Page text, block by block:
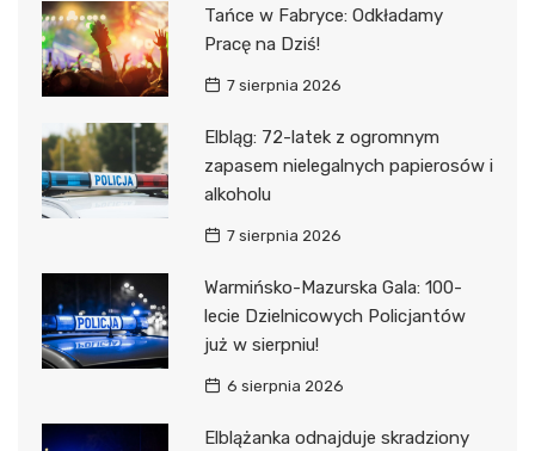
Tańce w Fabryce: Odkładamy
Pracę na Dziś!
7 sierpnia 2026
Elbląg: 72-latek z ogromnym
zapasem nielegalnych papierosów i
alkoholu
7 sierpnia 2026
Warmińsko-Mazurska Gala: 100-
lecie Dzielnicowych Policjantów
już w sierpniu!
6 sierpnia 2026
Elblążanka odnajduje skradziony